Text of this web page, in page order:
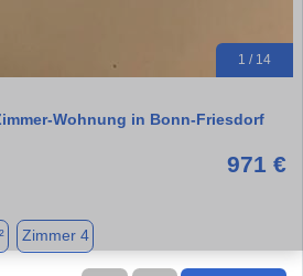
1 / 14
Wohnung in Bonn‑Friesdorf
971 €
Zimmer 4